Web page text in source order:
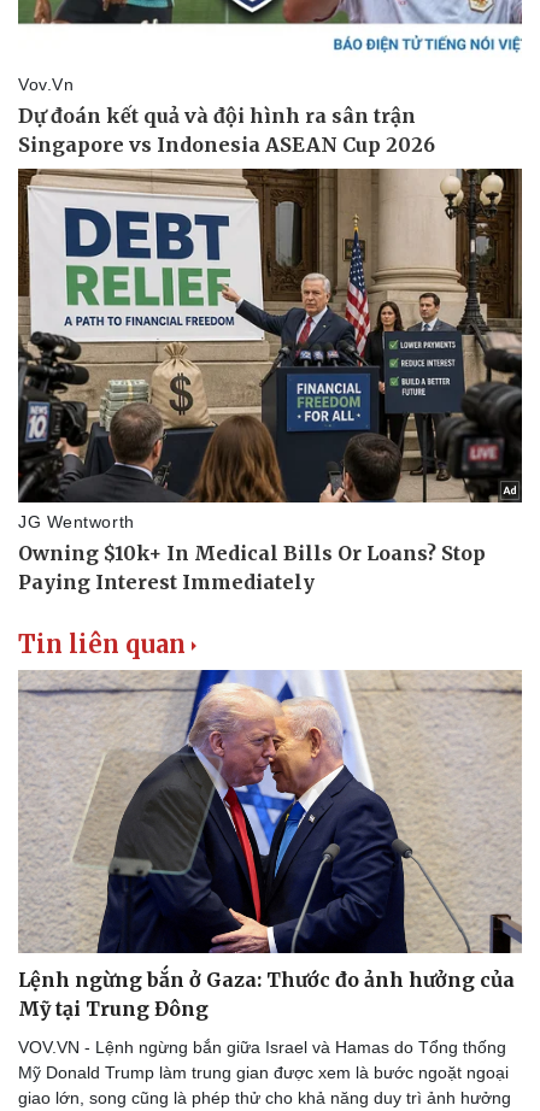
Tin liên quan
Lệnh ngừng bắn ở Gaza: Thước đo ảnh hưởng của
Mỹ tại Trung Đông
VOV.VN - Lệnh ngừng bắn giữa Israel và Hamas do Tổng thống
Mỹ Donald Trump làm trung gian được xem là bước ngoặt ngoại
giao lớn, song cũng là phép thử cho khả năng duy trì ảnh hưởng